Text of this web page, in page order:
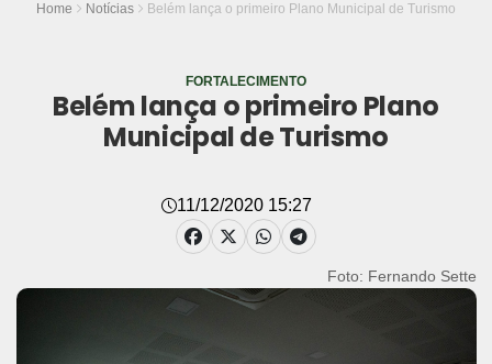
Home Notícias Belém lança o primeiro Plano Municipal de Turismo
FORTALECIMENTO
Belém lança o primeiro Plano
Municipal de Turismo
11/12/2020 15:27
Foto: Fernando Sette